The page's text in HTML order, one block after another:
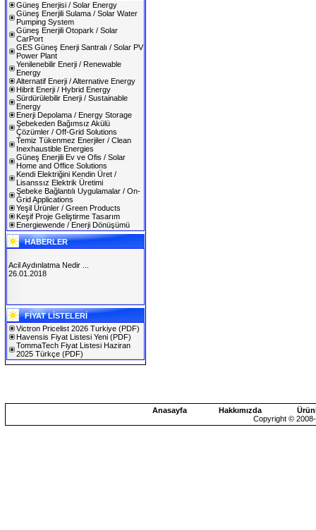
Güneş Enerjisi / Solar Energy
Güneş Enerjili Sulama / Solar Water
Pumping System
Güneş Enerjili Otopark / Solar
CarPort
GES Güneş Enerji Santralı / Solar PV
Power Plant
Yenilenebilir Enerji / Renewable
Energy
Alternatif Enerji / Alternative Energy
Hibrit Enerji / Hybrid Energy
Sürdürülebilir Enerji / Sustainable
Energy
Enerji Depolama / Energy Storage
Şebekeden Bağımsız Akülü
Çözümler / Off-Grid Solutions
Temiz Tükenmez Enerjiler / Clean
Inexhaustible Energies
Güneş Enerjili Ev ve Ofis / Solar
Home and Office Solutions
Kendi Elektriğini Kendin Üret /
Lisanssız Elektrik Üretimi
Şebeke Bağlantılı Uygulamalar / On-
Grid Applications
Yeşil Ürünler / Green Products
Keşif Proje Geliştirme Tasarım
Energiewende / Enerji Dönüşümü
HABERLER
SOLAREX ISTANBUL 2019
30.01.2019
Acil Aydınlatma Nedir ...
26.01.2018
FİYAT LİSTELERİ
Victron Pricelist 2026 Turkiye (PDF)
Havensis Fiyat Listesi Yeni (PDF)
TommaTech Fiyat Listesi Haziran
2025 Türkçe (PDF)
Anasayfa Hakkımızda
Copyright ©